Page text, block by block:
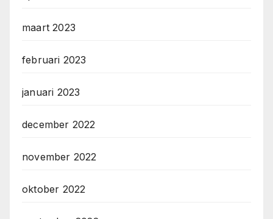
maart 2023
februari 2023
januari 2023
december 2022
november 2022
oktober 2022